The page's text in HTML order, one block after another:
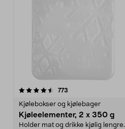
773
Kjølebokser og kjølebager
Kjøleelementer, 2 x 350 g
Holder mat og drikke kjølig lengre.
4.5 av 5 stjerner